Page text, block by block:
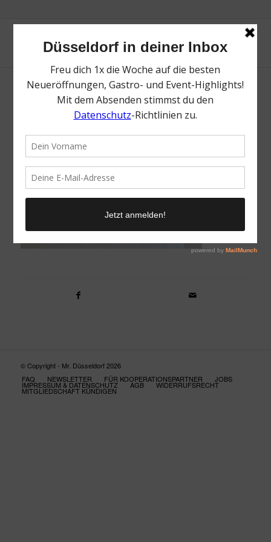
Auregio_Ueber_uns
25. September 2024 /
© Copyright - Mr. Düsseldorf 2026
FAQ
NEWSLETTER FÜR KOOPERATIONSPARTNER JOBS
IMPRESSUM & DATENSCHUTZ AGB WIDERRUFSRECHT
MITGLIEDSCHAFT KÜNDIGEN